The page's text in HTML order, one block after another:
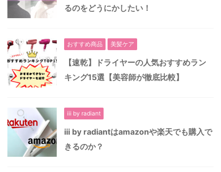
るのをどうにかしたい！
おすすめ商品 美髪ケア
【速乾】ドライヤーの人気おすすめラン
キング15選【美容師が徹底比較】
iii by radiant
iii by radiantはamazonや楽天でも購入で
きるのか？